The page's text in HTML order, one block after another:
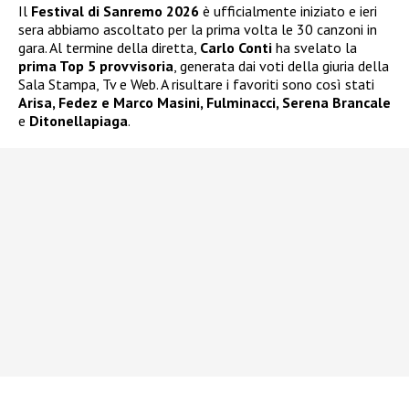
Il Festival di Sanremo 2026 è ufficialmente iniziato e ieri
sera abbiamo ascoltato per la prima volta le 30 canzoni in
gara. Al termine della diretta, Carlo Conti ha svelato la
prima Top 5 provvisoria , generata dai voti della giuria della
Sala Stampa, Tv e Web. A risultare i favoriti sono così stati
Arisa, Fedez e Marco Masini, Fulminacci, Serena Brancale
e Ditonellapiaga.